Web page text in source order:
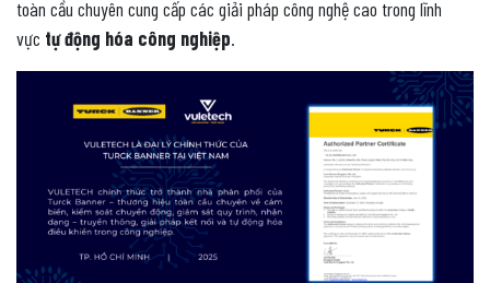
toàn cầu chuyên cung cấp các giải pháp công nghệ cao trong lĩnh
vực tự động hóa công nghiệp.